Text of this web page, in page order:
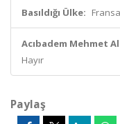
Basıldığı Ülke: Fransa
Acıbadem Mehmet
Hayır
Paylaş